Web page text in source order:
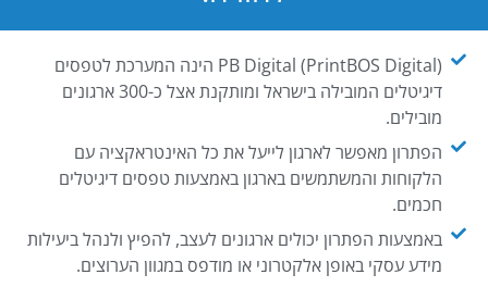
PB Digital (PrintBOS Digital) הינה המערכת לטפסים
דיגיטלים המובילה בישראל ומותקנת אצל כ-300 ארגונים
מובילים.
הפתרון מאפשר לארגון לייעל את כל האינטראקציה עם
הלקוחות והמשתמשים בארגון באמצעות טפסים דיגיטלים
חכמים.
באמצעות הפתרון יכולים ארגונים לעצב, להפיץ ולנהל ביעילות
מידע עסקי באופן אלקטרוני או מודפס במגוון הערוצים.